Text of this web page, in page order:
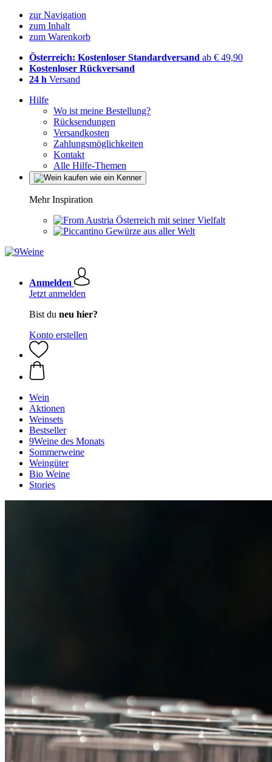
zur Navigation
zum Inhalt
zum Warenkorb
Österreich: Kostenloser Standardversand ab € 49,90
Kostenloser Rückversand
24 h Versand
Hilfe
Wo ist meine Bestellung?
Rücksendungen
Versandkosten
Zahlungsmöglichkeiten
Kontakt
Alle Hilfe-Themen
Mehr Inspiration
Österreich mit seiner Vielfalt
Gewürze aus aller Welt
Anmelden
Jetzt anmelden
Bist du neu hier?
Konto erstellen
Wein
Aktionen
Weinsets
Bestseller
9Weine des Monats
Sommerweine
Weingüter
Bio Weine
Stories